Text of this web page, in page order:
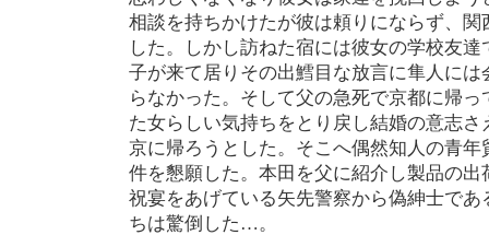
相談を持ちかけたが彼は頼りにならず、
した。しかし訪ねた宿には彼女の学校友
子が来て居りその出鱈目な放言に隼人に
らなかった。そして父の急死で京都に帰
た女らしい気持ちをとり戻し結婚の意志
京に帰ろうとした。そこへ偶然知人の青
件を懇願した。本田を父に紹介し製品の
祝宴をあげている矢先警察から偽紳士で
ちは驚倒した…。